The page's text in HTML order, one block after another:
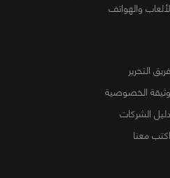
والهواتف
فريق التحرير
وثيقة الخصوصية
دليل الشركات
اكتب معنا